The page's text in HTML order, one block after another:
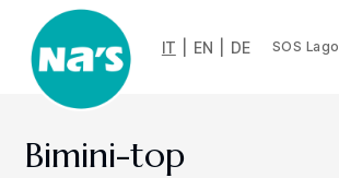
IT EN DE SOS Lago
Bimini-top